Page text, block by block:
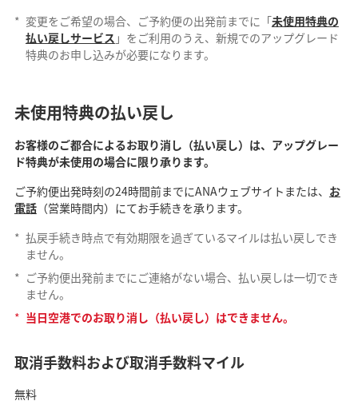
* 変更をご希望の場合、ご予約便の出発前までに「未使用特典の
払い戻しサービス 」をご利用のうえ、新規でのアップグレード
特典のお申し込みが必要になります。
未使用特典の払い戻し
お客様のご都合によるお取り消し（払い戻し）は、アップグレー
ド特典が未使用の場合に限り承ります。
ご予約便出発時刻の24時間前までにANAウェブサイトまたは、 お
電話（営業時間内）にてお手続きを承ります。
* 払戻手続き時点で有効期限を過ぎているマイルは払い戻しでき
ません。
* ご予約便出発前までにご連絡がない場合、払い戻しは一切でき
ません。
* 当日空港でのお取り消し（払い戻し）はできません。
取消手数料および取消手数料マイル
無料